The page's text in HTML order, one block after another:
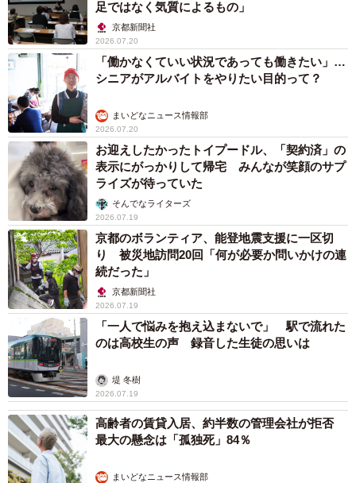
足ではなく気質によるもの」
京都新聞社
2026.07.20
「働かなくていい状況であっても働きたい」…
シニアがアルバイトをやりたい目的って？
まいどなニュース情報部
2026.07.20
お迎えしたかったトイプードル、「契約済」の
表示にがっかりして帰宅 みんなが笑顔のサプ
ライズが待っていた
そんでなライターズ
2026.07.19
京都のボランティア、能登地震支援に一区切
り 被災地訪問20回「何が必要か問いかけの連
続だった」
京都新聞社
2026.07.19
「一人で悩みを抱え込まないで」 駅で流れた
のは高校生の声 録音した生徒の思いは
堤 冬樹
2026.07.19
高齢者の賃貸入居、約半数の管理会社が拒否
最大の懸念は「孤独死」84％
まいどなニュース情報部